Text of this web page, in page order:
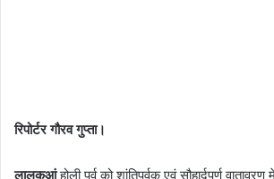
रिपोर्टर गौरव गुप्ता।
लालकुआंहोली पर्व को शांतिपूर्वक एवं सौहार्दपूर्ण